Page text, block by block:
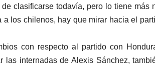
clasificarse todavía, pero lo tiene más
los chilenos, hay que mirar hacia el
con respecto al partido con
las internadas de Alexis Sánchez,